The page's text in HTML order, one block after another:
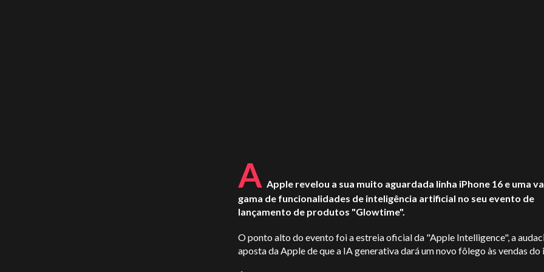
A Apple revelou a sua muito aguardada linha iPhone 16 e uma
gama de funcionalidades de inteligência artificial no seu evento de
lançamento de produtos "Glowtime".
O ponto alto do evento foi a estreia oficial da "Apple Intelligence", a
aposta da Apple de que a IA generativa dará um novo fôlego às vendas do